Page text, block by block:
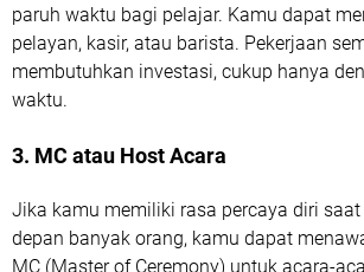
paruh waktu bagi pelajar. Kamu dapat
pelayan, kasir, atau barista. Pekerjaan
membutuhkan investasi, cukup hanya
waktu.
3. MC atau Host Acara
Jika kamu memiliki rasa percaya diri saat
depan banyak orang, kamu dapat
MC (Master of Ceremony) untuk acara-